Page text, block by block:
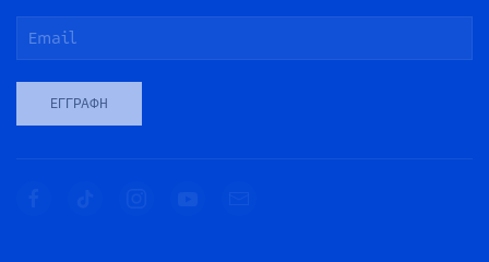
ΕΓΓΡΑΦΉ